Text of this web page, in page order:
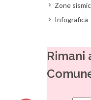
Zone
Infografica
Rimani